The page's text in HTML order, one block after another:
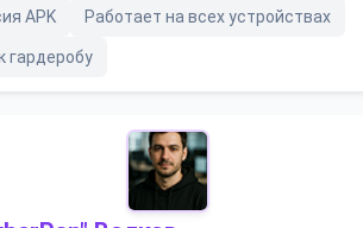
APK Работает на всех устройствах
гардеробу